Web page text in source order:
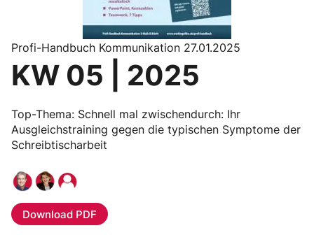
Profi-Handbuch Kommunikation 27.01.2025
KW 05 | 2025
Top-Thema: Schnell mal zwischendurch: Ihr
Ausgleichstraining gegen die typischen Symptome der
Schreibtischarbeit
Download PDF